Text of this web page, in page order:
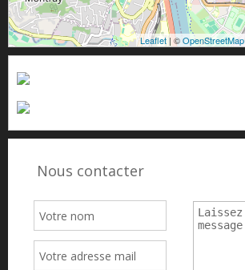
Leaflet | ©OpenStreetMap
Nous contacter